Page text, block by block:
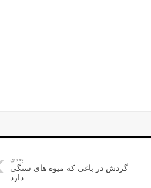
بعدی
گردش در باغی که میوه های سنگی
دارد